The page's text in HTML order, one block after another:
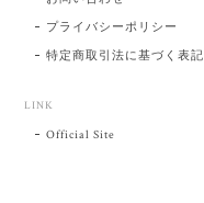
プライバシーポリシー
特定商取引法に基づく表記
LINK
Official Site